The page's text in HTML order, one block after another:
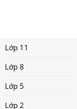
Lớp 11
Lớp 8
Lớp 5
Lớp 2